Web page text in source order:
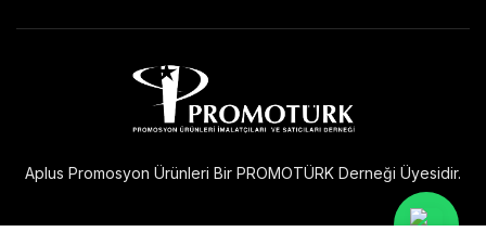
Aplus Promosyon Ürünleri Bir PROMOTÜRK Derneği Üyesidir.